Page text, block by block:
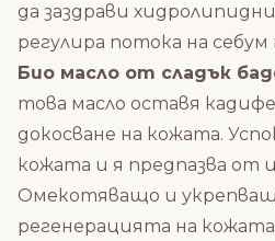
да заздрави
регулира потока на себум
Био масло от сладък
това масло оставя
докосване на кожата.
кожата и я предпазва от
Омекотяващо и
регенерацията на